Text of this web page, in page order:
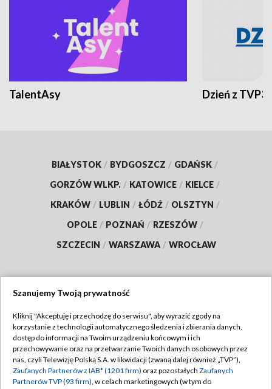
TalentAsy Dzień z TVP3
BIAŁYSTOK / BYDGOSZCZ / GDAŃSK /
GORZÓW WLKP. / KATOWICE / KIELCE /
KRAKÓW / LUBLIN / ŁÓDŹ / OLSZTYN /
OPOLE / POZNAŃ / RZESZÓW /
SZCZECIN / WARSZAWA / WROCŁAW
TVP
Abonament TVP
Emisja w TVP
Regulamin TVP
Polityka prywatności
Szanujemy Twoją prywatność
Kliknij "Akceptuję i przechodzę do serwisu", aby wyrazić zgody na
korzystanie z technologii automatycznego śledzenia i zbierania danych,
dostęp do informacji na Twoim urządzeniu końcowym i ich
przechowywanie oraz na przetwarzanie Twoich danych osobowych przez
nas, czyli Telewizję Polską S.A. w likwidacji (zwaną dalej również „TVP”),
Zaufanych Partnerów z IAB* (1201 firm) oraz pozostałych Zaufanych
Partnerów TVP (93 firm), w celach marketingowych (w tym do